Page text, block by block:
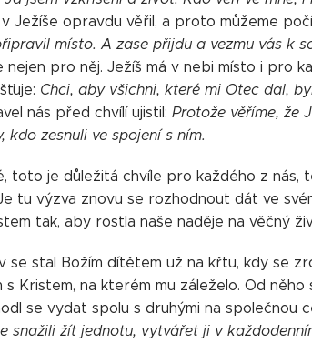
Ježíše opravdu věřil, a proto můžeme
místo. A zase přijdu a vezmu vás k
nejen pro něj. Ježíš má v nebi místo i pro
Chci, aby všichni, které mi Otec dal,
nás před chvílí ujistil: Protože věříme, že
kdo zesnuli ve spojení s ním.
toto je důležitá chvíle pro každého z nás,
tu výzva znovu se rozhodnout dát ve
tak, aby rostla naše naděje na věčný
se stal Božím dítětem už na křtu, kdy se
Kristem, na kterém mu záleželo. Od
se vydat spolu s druhými na společnou
snažili žít jednotu, vytvářet ji v